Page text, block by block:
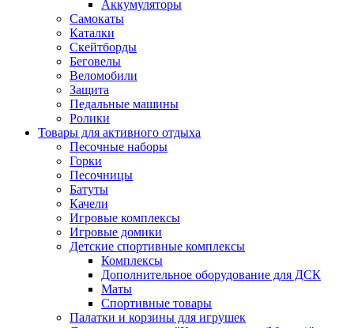
Аккумуляторы
Самокаты
Каталки
Скейтборды
Беговелы
Веломобили
Защита
Педальные машины
Ролики
Товары для активного отдыха
Песочные наборы
Горки
Песочницы
Батуты
Качели
Игровые комплексы
Игровые домики
Детские спортивные комплексы
Комплексы
Дополнительное оборудование для ДСК
Маты
Спортивные товары
Палатки и корзины для игрушек